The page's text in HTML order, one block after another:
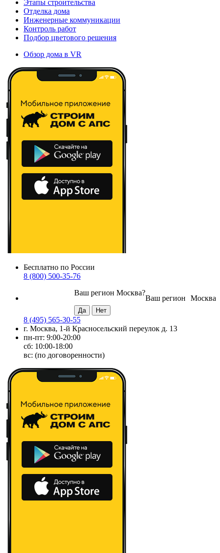
Этапы строительства
Отделка дома
Инженерные коммуникации
Контроль работ
Подбор цветового решения
Обзор дома в VR
Бесплатно по России
8 (800) 500-35-76
Москва
Ваш регион
Ваш регион Москва?
8 (495) 565-30-55
г. Москва, 1-й Красносельский переулок д. 13
пн-пт: 9:00-20:00
сб: 10:00-18:00
вс: (по договоренности)